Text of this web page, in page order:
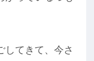
してきて、今さ